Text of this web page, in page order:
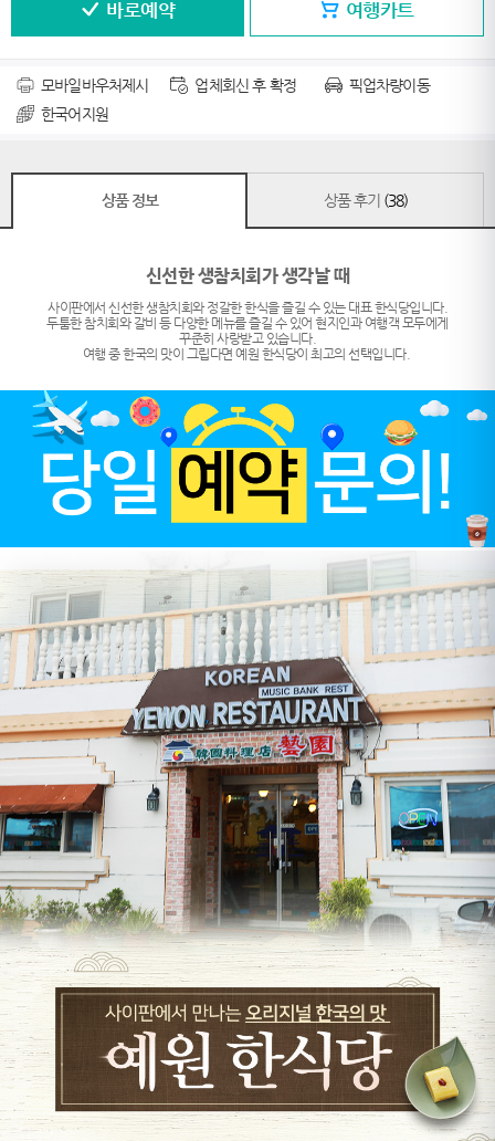
바로예약 여행카트
모바일바우처제시 업체회신 후 확정
픽업차량이동
한국어지원
상품 정보 상품 후기 (38)
신선한 생참치회가 생각날 때
사이판에서 신선한 생참치회와 정갈한 한식을 즐길 수 있는 대표 한식당입니다.
두툼한 참치회와 갈비 등 다양한 메뉴를 즐길 수 있어 현지인과 여행객 모두에게
꾸준히 사랑받고 있습니다.
여행 중 한국의 맛이 그립다면 예원 한식당이 최고의 선택입니다.